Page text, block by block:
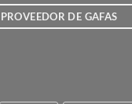
DE GAFAS